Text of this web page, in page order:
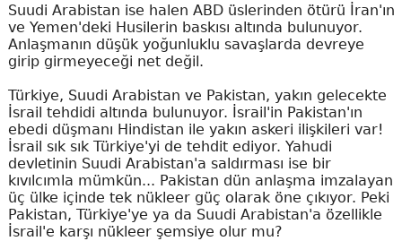
Suudi Arabistan ise halen ABD üslerinden ötürü İran'ın
ve Yemen'deki Husilerin baskısı altında bulunuyor.
Anlaşmanın düşük yoğunluklu savaşlarda devreye
girip girmeyeceği net değil.
Türkiye, Suudi Arabistan ve Pakistan, yakın gelecekte
İsrail tehdidi altında bulunuyor. İsrail'in Pakistan'ın
ebedi düşmanı Hindistan ile yakın askeri ilişkileri var!
İsrail sık sık Türkiye'yi de tehdit ediyor. Yahudi
devletinin Suudi Arabistan'a saldırması ise bir
kıvılcımla mümkün... Pakistan dün anlaşma imzalayan
üç ülke içinde tek nükleer güç olarak öne çıkıyor. Peki
Pakistan, Türkiye'ye ya da Suudi Arabistan'a özellikle
İsrail'e karşı nükleer şemsiye olur mu?